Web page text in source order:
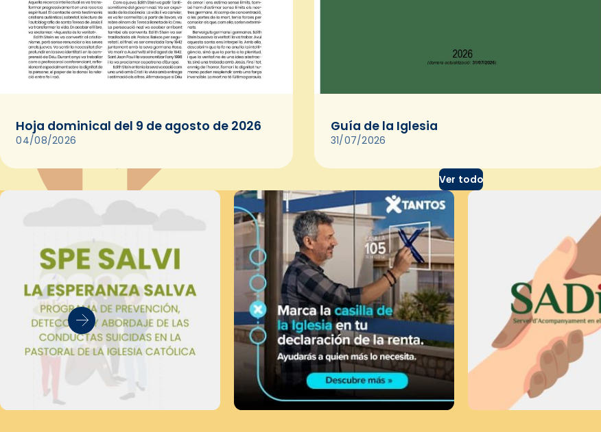
Hoja dominical del 9 de agosto de 2026
04/08/2026
Guía de la Iglesia
31/07/2026
Ver todo